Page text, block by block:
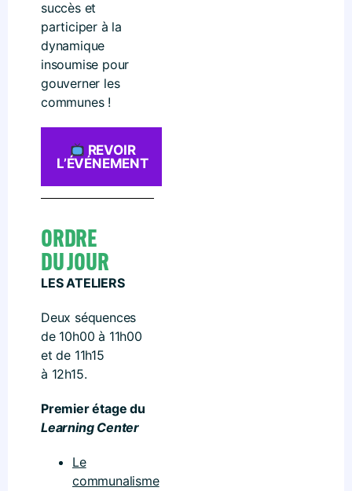
succès et
participer à la
dynamique
insoumise pour
gouverner les
communes !
REVOIR
L’ÉVÉNEMENT
ORDRE
DU JOUR
LES ATELIERS
Deux séquences
de 10h00 à 11h00
et de 11h15
à 12h15.
Premier étage du
Learning Center
Le
communalisme